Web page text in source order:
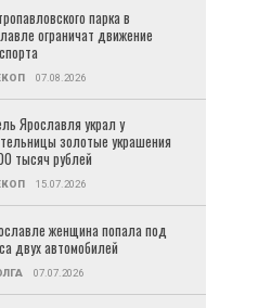
парка в
ограничат движение
07.08.2026
Ярославля украл у
золотые украшения
тысяч рублей
15.07.2026
женщина попала под
двух автомобилей
07.07.2026